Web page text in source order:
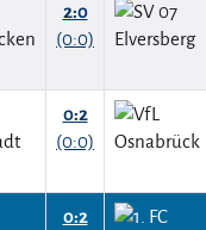
2:0
(0:0)
0:2
(0:0)
0:2